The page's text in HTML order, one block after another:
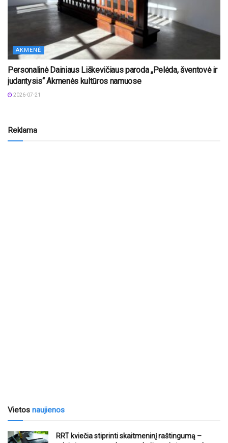
AKMENĖ
Personalinė Dainiaus Liškevičiaus paroda „Pelėda, šventovė ir
judantysis“ Akmenės kultūros namuose
2026-07-21
Reklama
Vietos naujienos
RRT kviečia stiprinti skaitmeninį raštingumą –